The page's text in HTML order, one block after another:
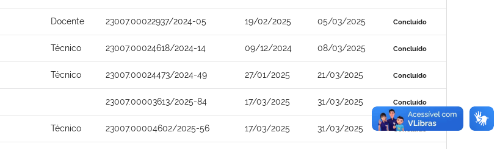
Docente 23007.00022937/2024-05 19/02/2025 05/03/2025 Concluído
Técnico 23007.00024618/2024-14 09/12/2024 08/03/2025 Concluído
Técnico 23007.00024473/2024-49 27/01/2025 21/03/2025 Concluído
23007.00003613/2025-84 17/03/2025 31/03/2025 Concluído
Técnico 23007.00004602/2025-56 17/03/2025 31/03/2025 Concluído